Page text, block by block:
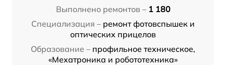
Выполнено ремонтов – 1 180
Специализация – ремонт фотовспышек и
оптических прицелов
Образование – профильное техническое,
«Мехатроника и робототехника»